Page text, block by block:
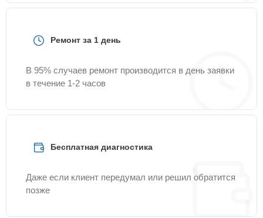
Ремонт за 1 день
В 95% случаев ремонт производится в день заявки
в течение 1-2 часов
Бесплатная диагностика
Даже если клиент передумал или решил обратится
позже